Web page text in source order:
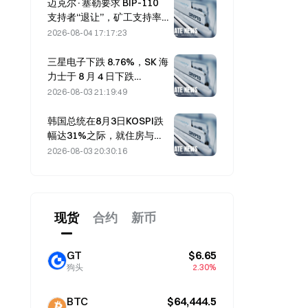
支持者“退让”，矿工支持率
停滞在 2.70%
2026-08-04 17:17:23
三星电子下跌 8.76%，SK 海
力士于 8 月 4 日下跌
8.79%，此前 7 月涨势强劲
2026-08-03 21:19:49
韩国总统在8月3日KOSPI跌
幅达31%之际，就住房与股
市召开为期7.5小时的紧急会
2026-08-03 20:30:16
现货 合约 新币
GT
狗头
$6.65
2.30%
BTC $64,444.5